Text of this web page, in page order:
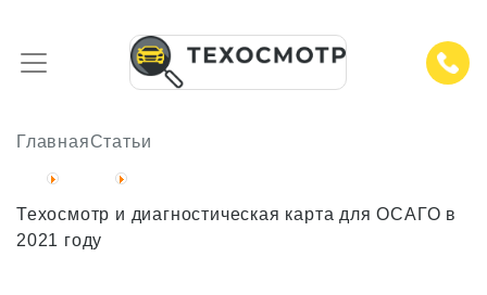
ГлавнаяСтатьи
Техосмотр и диагностическая карта для ОСАГО в
2021 году